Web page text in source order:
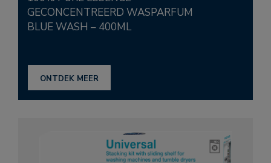
GECONCENTREERD WASPARFUM
BLUE WASH – 400ML
ONTDEK MEER